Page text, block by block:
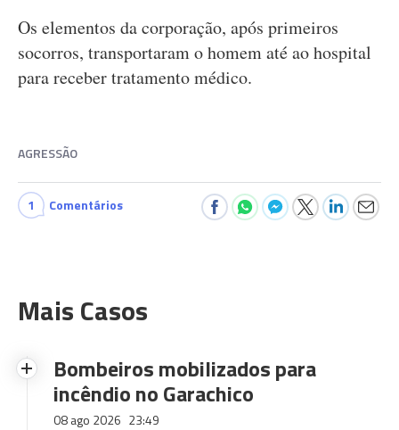
Os elementos da corporação, após primeiros
socorros, transportaram o homem até ao hospital
para receber tratamento médico.
AGRESSÃO
1 Comentários
Mais Casos
Bombeiros mobilizados para
incêndio no Garachico
08 ago 2026 23:49